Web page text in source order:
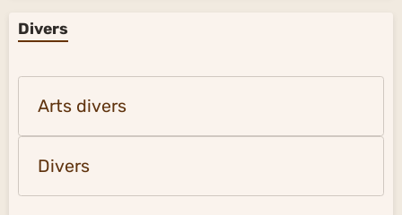
Divers
Arts divers
Divers